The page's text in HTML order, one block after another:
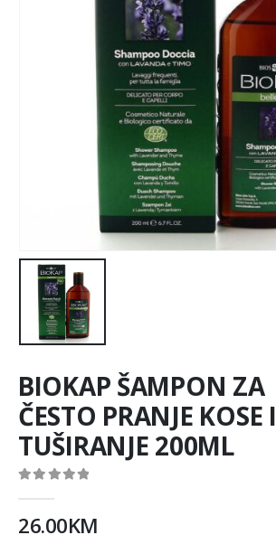
BIOKAP ŠAMPON ZA
ČESTO PRANJE KOSE I
TUŠIRANJE 200ML
26.00KM